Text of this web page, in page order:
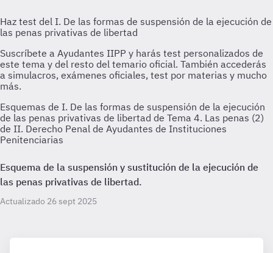
Esquemas de I. De las formas de suspensión de la ejecución
de las penas privativas de libertad de Tema 4. Las penas (2)
de II. Derecho Penal de Ayudantes de Instituciones
Penitenciarias
Esquema de la suspensión y sustitución de la ejecución de
las penas privativas de libertad.
Actualizado 26 sept 2025